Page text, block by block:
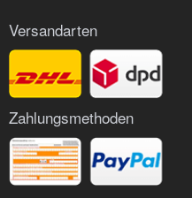
Versandarten
Zahlungsmethoden